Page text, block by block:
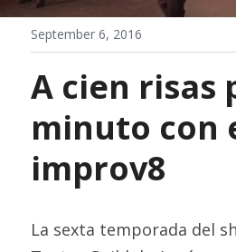
September 6, 2016
A cien risas
minuto con
improv8
La sexta temporada del